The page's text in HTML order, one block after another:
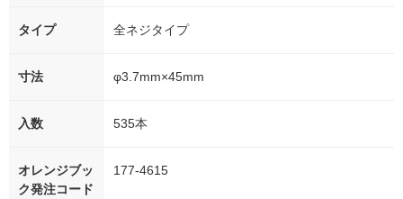
タイプ 全ネジタイプ
寸法 φ3.7mm×45mm
入数 535本
オレンジブッ
ク発注コード
177-4615